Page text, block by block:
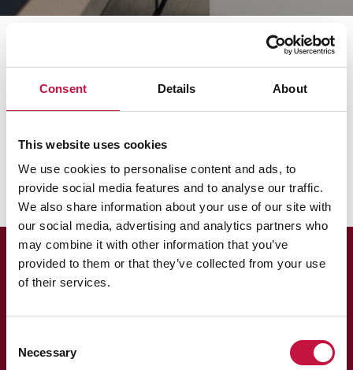
Consent Details About
This website uses cookies
We use cookies to personalise content and ads, to
provide social media features and to analyse our traffic.
We also share information about your use of our site with
our social media, advertising and analytics partners who
may combine it with other information that you’ve
provided to them or that they’ve collected from your use
of their services.
Selection
Necessary
Sellofaani
Lajittele sellofaani poltettavaan jätteeseen.